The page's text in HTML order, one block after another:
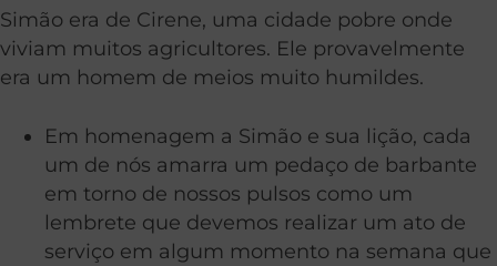
Simão era de Cirene, uma cidade pobre onde
viviam muitos agricultores. Ele provavelmente
era um homem de meios muito humildes.
Em homenagem a Simão e sua lição, cada
um de nós amarra um pedaço de barbante
em torno de nossos pulsos como um
lembrete que devemos realizar um ato de
serviço em algum momento na semana que